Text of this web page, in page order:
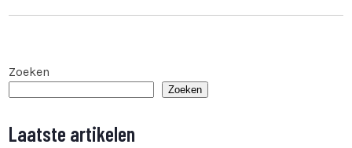
Zoeken
Zoeken
Laatste artikelen